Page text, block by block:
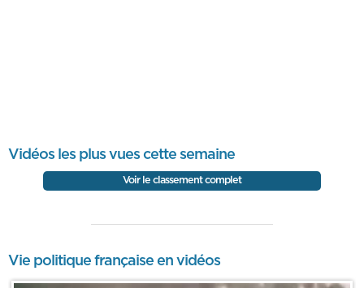
Vidéos les plus vues cette semaine
Voir le classement complet
Vie politique française en vidéos